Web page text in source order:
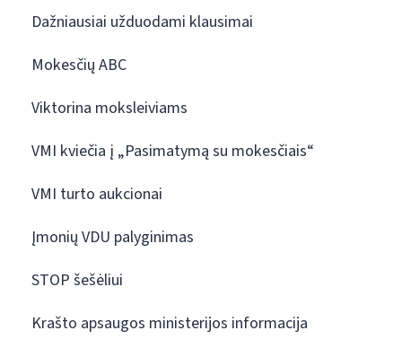
Dažniausiai užduodami klausimai
Mokesčių ABC
Viktorina moksleiviams
VMI kviečia į „Pasimatymą su mokesčiais“
VMI turto aukcionai
Įmonių VDU palyginimas
STOP šešėliui
Krašto apsaugos ministerijos informacija